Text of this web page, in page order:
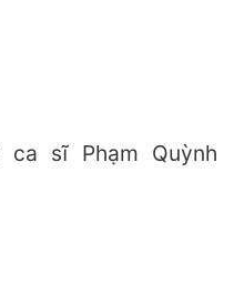
ca sĩ Phạm Quỳnh